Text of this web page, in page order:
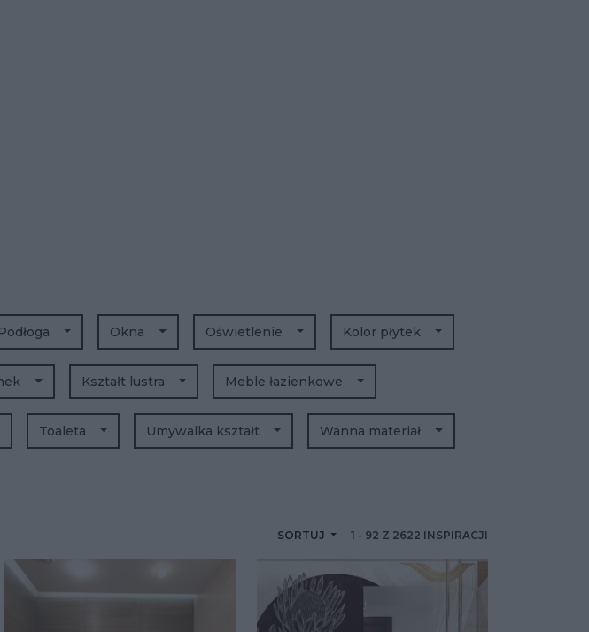
SORTUJ 1 - 92 Z 2622 INSPIRACJI
Podłoga Okna Oświetlenie Kolor płytek
Kształt lustra Meble łazienkowe
Toaleta Umywalka kształt Wanna materiał